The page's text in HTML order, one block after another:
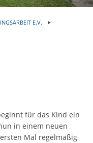
E.V.
für das Kind ein
in einem neuen
Mal regelmäßig